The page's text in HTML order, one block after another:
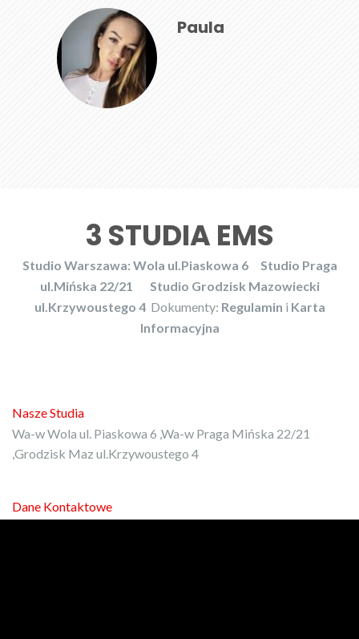
Paula
3 STUDIA EMS
Studio Warszawa: Wola ul.Piaskowa 6
Studio Praga
ul.Mińska 22/21
Studio Grodzisk Mazowiecki
ul.Krzywoustego 4 Dokumenty: Regulamin i Karta
Informacyjna
Nasze Studia
Wa-w Wola ul. Piaskowa 6 ,Wa-w Praga Mińska 22/21
,Grodzisk Maz ul.Krzywoustego 4
Dane Kontaktowe